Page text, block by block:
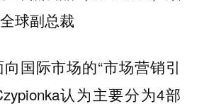
球副总裁
国际市场的“市场营销引
认为主要分为4部